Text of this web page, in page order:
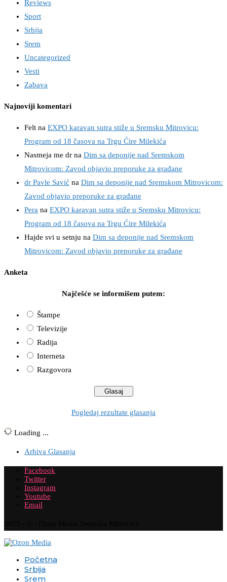
Reviews
Sport
Srbija
Srem
Uncategorized
Vesti
Zabava
Najnoviji komentari
Felt na EXPO karavan sutra stiže u Sremsku Mitrovicu:
Program od 18 časova na Trgu Ćire Milekića
Nasmeja me dr na Dim sa deponije nad Sremskom
Mitrovicom: Zavod objavio preporuke za građane
dr Pavle Savić na Dim sa deponije nad Sremskom Mitrovicom:
Zavod objavio preporuke za građane
Pera na EXPO karavan sutra stiže u Sremsku Mitrovicu:
Program od 18 časova na Trgu Ćire Milekića
Hajde svi u setnju na Dim sa deponije nad Sremskom
Mitrovicom: Zavod objavio preporuke za građane
Anketa
Najčešće se informišem putem:
Štampe
Televizije
Radija
Interneta
Razgovora
Pogledaj rezultate glasanja
Loading ...
Arhiva Glasanja
Facebook
Twitter
Instagram
Youtube
Email
Početna
Srbija
Srem